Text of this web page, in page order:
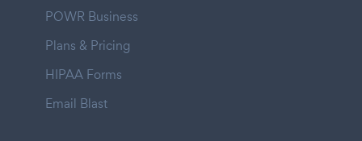
POWR Business
Plans & Pricing
HIPAA Forms
Email Blast